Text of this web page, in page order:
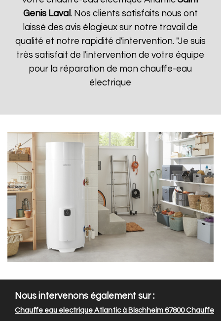
Genis Laval . Nos clients satisfaits nous ont
laissé des avis élogieux sur notre travail de
qualité et notre rapidité d'intervention. "Je suis
très satisfait de l'intervention de votre équipe
pour la réparation de mon chauffe-eau
électrique
Nous intervenons également sur :
Chauffe eau electrique Atlantic à Bischheim 67800Chauffe